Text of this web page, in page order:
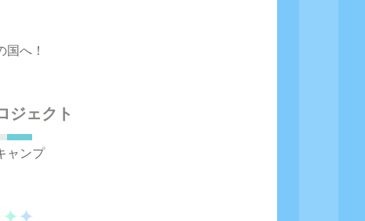
国へ！
ジェクト
ャンプ